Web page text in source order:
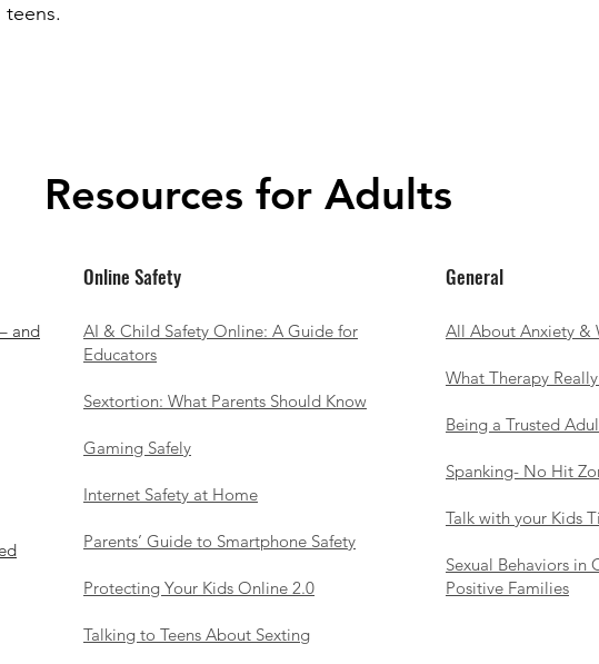
Resources for Adults
and
Online Safety
AI & Child Safety Online: A Guide for
Educators
​Sextortion: What Parents Should Know
Gaming Safely
Internet Safety at Home
Parents’ Guide to Smartphone Safety
Protecting Your Kids Online 2.0
Talking to Teens About Sexting
General
All About Anxiety &
What Therapy
Being a Trusted
Spanking- No Hit
​Talk with your Kids
Sexual Behaviors in
Positive Families